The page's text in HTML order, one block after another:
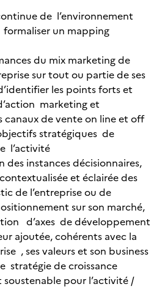
de l’environnement
un mapping
du mix marketing de
sur tout ou partie de ses
les points forts et
marketing et
canaux de vente on line et off
stratégiques de
l’activité
des instances décisionnaires,
et éclairée des
de l’entreprise ou de
sur son marché,
d’axes de développement
ajoutée, cohérents avec la
, ses valeurs et son business
stratégie de croissance
pour l’activité /